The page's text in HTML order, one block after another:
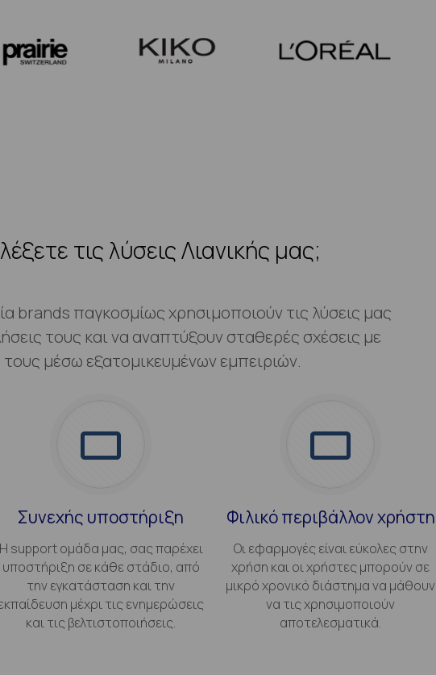
τις λύσεις Λιανικής μας;
brands παγκοσμίως χρησιμοποιούν τις λύσεις μας
τους και να αναπτύξουν σταθερές σχέσεις με
μέσω εξατομικευμένων εμπειριών.
Συνεχής υποστήριξη
Η support ομάδα μας, σας παρέχει
υποστήριξη σε κάθε στάδιο, από
την εγκατάσταση και την
μέχρι τις ενημερώσεις
και τις βελτιστοποιήσεις.
Φιλικό περιβάλλον χρήστη
Οι εφαρμογές είναι εύκολες στην
χρήση και οι χρήστες μπορούν σε
μικρό χρονικό διάστημα να μάθουν
να τις χρησιμοποιούν
αποτελεσματικά.